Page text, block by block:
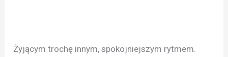
Żyjącym trochę innym, spokojniejszym rytmem.